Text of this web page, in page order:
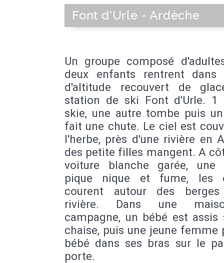
Font d'Urle - Ardèche
Un groupe composé
deux enfants rentrent dans
d'altitude recouvert de
station de ski Font d'Urle. 1
skie, une autre tombe puis
fait une chute. Le ciel est
l'herbe, près d'une rivière en
des petite filles mangent. A
voiture blanche garée, une
pique nique et fume, les
courent autour des
rivière. Dans une
campagne, un bébé est assis
chaise, puis une jeune femme
bébé dans ses bras sur le
porte.